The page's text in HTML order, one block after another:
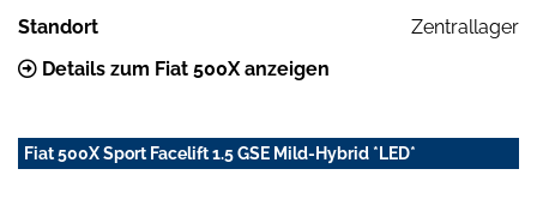
Standort
Zentrallager
Details zum Fiat 500X anzeigen
Fiat 500X Sport Facelift 1.5 GSE Mild-Hybrid *LED*